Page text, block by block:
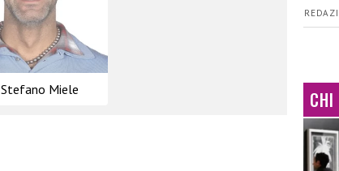
Stefano Miele CHI